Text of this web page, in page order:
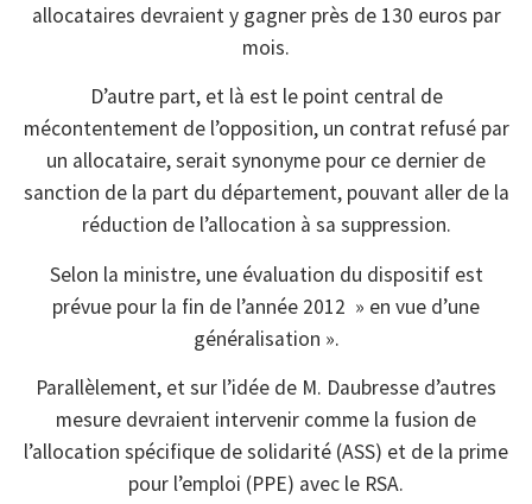
allocataires devraient y gagner près de 130 euros par
mois.
D’autre part, et là est le point central de
mécontentement de l’opposition, un contrat refusé par
un allocataire, serait synonyme pour ce dernier de
sanction de la part du département, pouvant aller de la
réduction de l’allocation à sa suppression.
Selon la ministre, une évaluation du dispositif est
prévue pour la fin de l’année 2012 » en vue d’une
généralisation ».
Parallèlement, et sur l’idée de M. Daubresse d’autres
mesure devraient intervenir comme la fusion de
l’allocation spécifique de solidarité (ASS) et de la prime
pour l’emploi (PPE) avec le RSA.